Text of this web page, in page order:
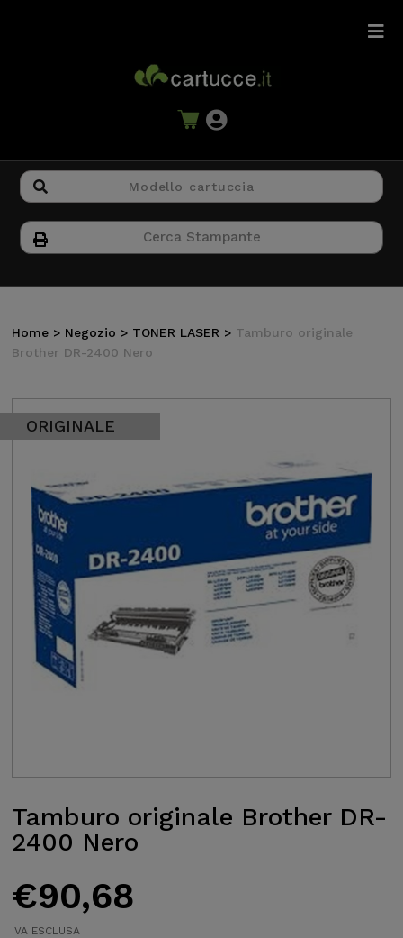
Home > Negozio > TONER LASER > Tamburo originale
Brother DR-2400 Nero
ORIGINALE
Tamburo originale Brother DR-
2400 Nero
€90,68
IVA ESCLUSA